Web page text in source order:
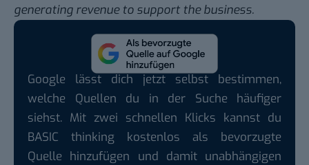
generating revenue to support the business.
Google lässt dich jetzt selbst bestimmen,
welche Quellen du in der Suche häufiger
siehst. Mit zwei schnellen Klicks kannst du
BASIC thinking kostenlos als bevorzugte
Quelle hinzufügen und damit unabhängigen